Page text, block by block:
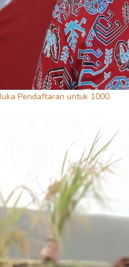
Pendaftaran untuk 1000